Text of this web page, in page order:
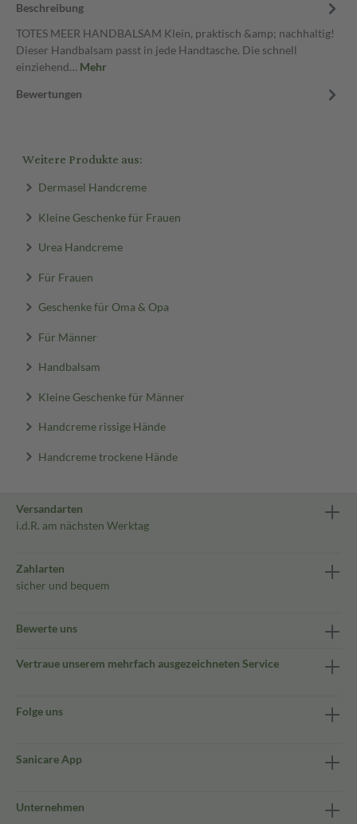
Beschreibung
TOTES MEER HANDBALSAM Klein, praktisch &amp; nachhaltig!
Dieser Handbalsam passt in jede Handtasche. Die schnell
einziehend… Mehr
Bewertungen
Weitere Produkte aus:
Dermasel Handcreme
Kleine Geschenke für Frauen
Urea Handcreme
Für Frauen
Geschenke für Oma & Opa
Für Männer
Handbalsam
Kleine Geschenke für Männer
Handcreme rissige Hände
Handcreme trockene Hände
Versandarten
i.d.R. am nächsten Werktag
Zahlarten
sicher und bequem
Bewerte uns
Vertraue unserem mehrfach ausgezeichneten Service
Folge uns
Sanicare App
Unternehmen